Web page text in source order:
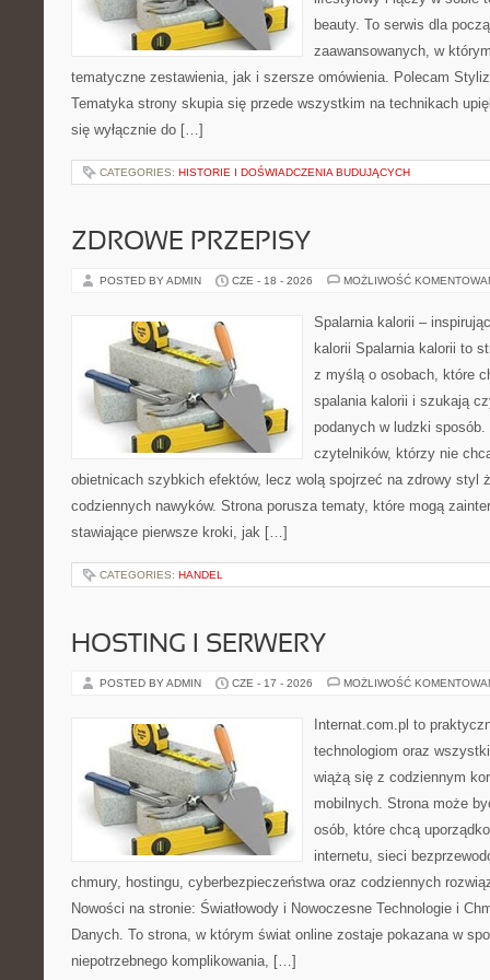
beauty. To serwis dla
zaawansowanych, w
tematyczne zestawienia, jak i szersze omówienia. Polecam
Tematyka strony skupia się przede wszystkim na technikach
się wyłącznie do […]
CATEGORIES: HISTORIE I DOŚWIADCZENIA BUDUJĄCYCH
ZDROWE PRZEPISY
POSTED BY ADMIN CZE - 18 - 2026 MOŻLIWOŚĆ
Spalarnia kalorii –
kalorii Spalarnia kalorii to
z myślą o osobach, które
spalania kalorii i szukają
podanych w ludzki sposób.
czytelników, którzy nie
obietnicach szybkich efektów, lecz wolą spojrzeć na zdrowy styl
codziennych nawyków. Strona porusza tematy, które mogą
stawiające pierwsze kroki, jak […]
CATEGORIES: HANDEL
HOSTING I SERWERY
POSTED BY ADMIN CZE - 17 - 2026 MOŻLIWOŚĆ
Internat.com.pl to
technologiom oraz
wiążą się z codziennym
mobilnych. Strona może
osób, które chcą
internetu, sieci
chmury, hostingu, cyberbezpieczeństwa oraz codziennych
Nowości na stronie: Światłowody i Nowoczesne Technologie i
Danych. To strona, w którym świat online zostaje pokazana w
niepotrzebnego komplikowania, […]